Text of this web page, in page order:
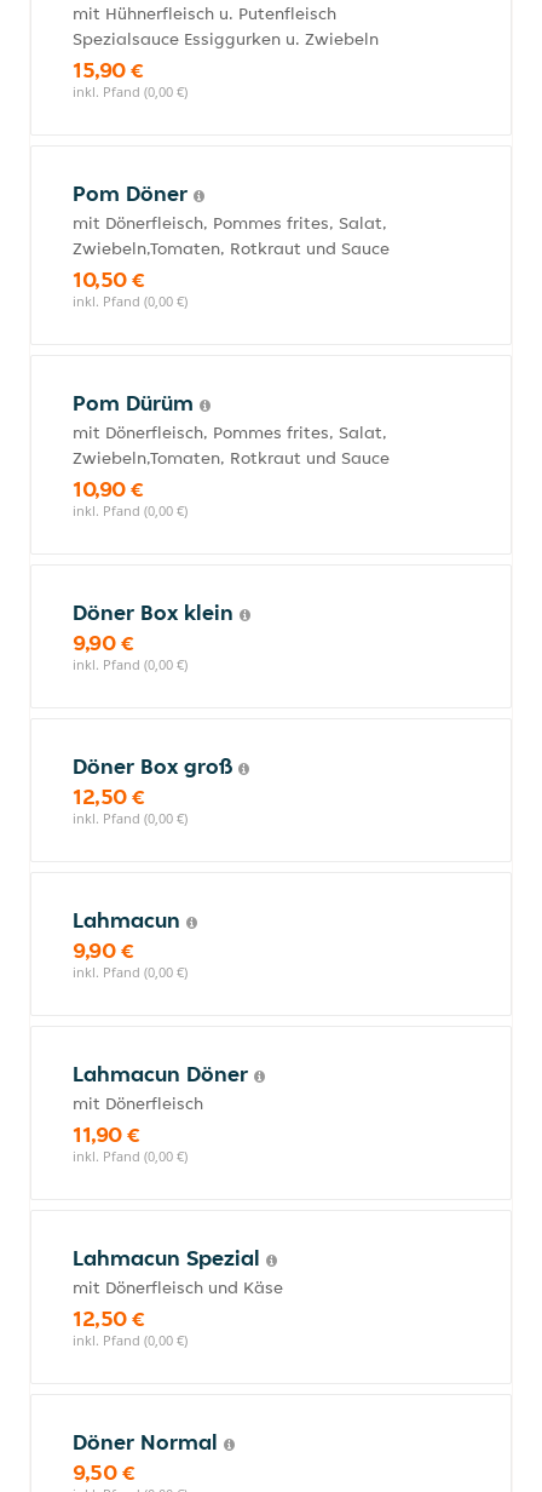
mit Hühnerfleisch u. Putenfleisch
Spezialsauce Essiggurken u. Zwiebeln
15,90 €
inkl. Pfand (0,00 €)
Pom Döner
mit Dönerfleisch, Pommes frites, Salat,
Zwiebeln,Tomaten, Rotkraut und Sauce
10,50 €
inkl. Pfand (0,00 €)
Pom Dürüm
mit Dönerfleisch, Pommes frites, Salat,
Zwiebeln,Tomaten, Rotkraut und Sauce
10,90 €
inkl. Pfand (0,00 €)
Döner Box klein
9,90 €
inkl. Pfand (0,00 €)
Döner Box groß
12,50 €
inkl. Pfand (0,00 €)
Lahmacun
9,90 €
inkl. Pfand (0,00 €)
Lahmacun Döner
mit Dönerfleisch
11,90 €
inkl. Pfand (0,00 €)
Lahmacun Spezial
mit Dönerfleisch und Käse
12,50 €
inkl. Pfand (0,00 €)
Döner Normal
9,50 €